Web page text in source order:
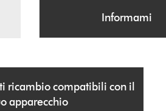
Informami
ricambio compatibili con il
apparecchio